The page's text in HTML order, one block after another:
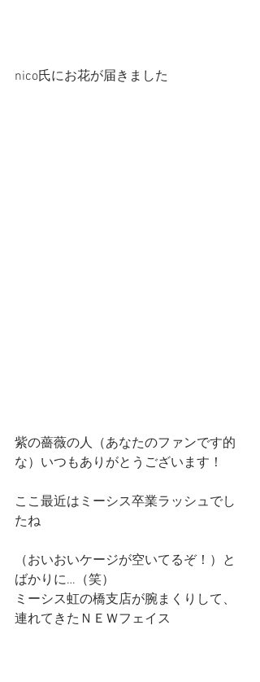
nico氏にお花が届きました
紫の薔薇の人（あなたのファンです的
な）いつもありがとうございます！
ここ最近はミーシス卒業ラッシュでし
たね
（おいおいケージが空いてるぞ！）と
ばかりに…（笑）
ミーシス虹の橋支店が腕まくりして、
連れてきたＮＥＷフェイス